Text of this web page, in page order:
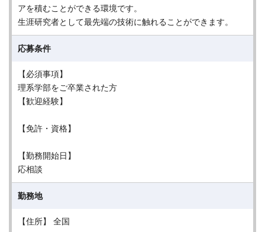
アを積むことができる環境です。
生涯研究者として最先端の技術に触れることができます。
応募条件
【必須事項】
理系学部をご卒業された方
【歓迎経験】
【免許・資格】
【勤務開始日】
応相談
勤務地
【住所】 全国